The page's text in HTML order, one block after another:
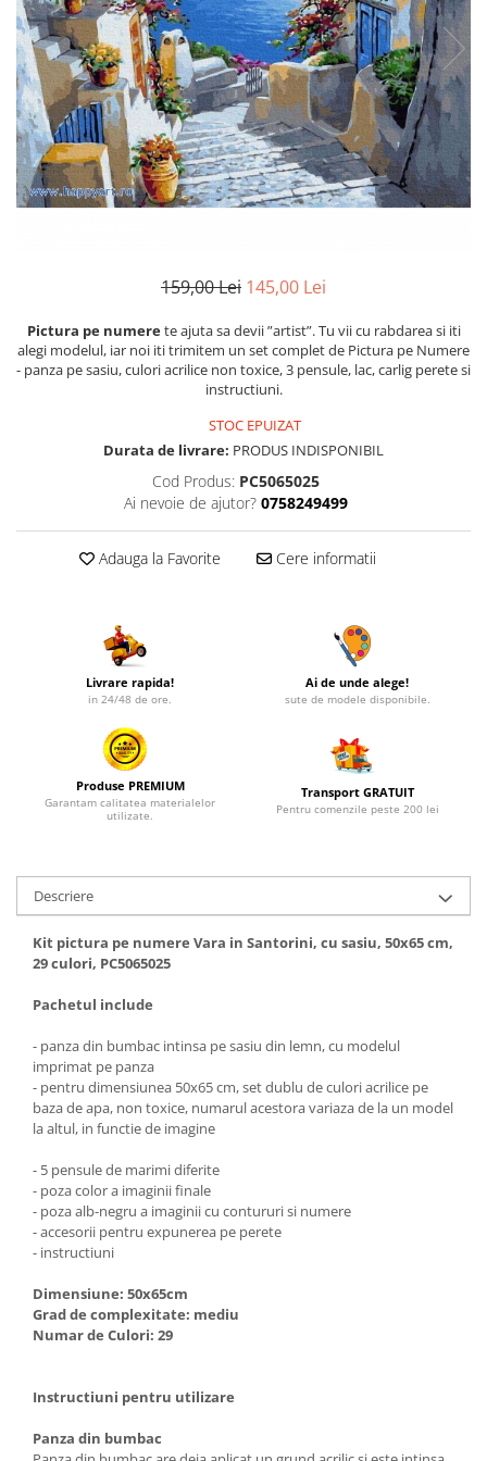
159,00 Lei 145,00 Lei
Pictura pe numerete ajuta sa devii ”artist”. Tu vii cu rabdarea si iti
alegi modelul, iar noi iti trimitem un set complet de Pictura pe Numere
- panza pe sasiu, culori acrilice non toxice, 3 pensule, lac, carlig perete si
instructiuni.
STOC EPUIZAT
Durata de livrare: PRODUS INDISPONIBIL
Cod Produs: PC5065025
Ai nevoie de ajutor? 0758249499
Adauga la Favorite Cere informatii
Livrare rapida!
in 24/48 de ore.
Ai de unde alege!
sute de modele disponibile.
Produse PREMIUM
Garantam calitatea materialelor
utilizate.
Transport GRATUIT
Pentru comenzile peste 200 lei
Descriere
Kit pictura pe numere Vara in Santorini, cu sasiu, 50x65 cm,
29 culori, PC5065025
Pachetul include
- panza din bumbac intinsa pe sasiu din lemn, cu modelul
imprimat pe panza
- pentru dimensiunea 50x65 cm, set dublu de culori acrilice pe
baza de apa, non toxice, numarul acestora variaza de la un model
la altul, in functie de imagine
- 5 pensule de marimi diferite
- poza color a imaginii finale
- poza alb-negru a imaginii cu contururi si numere
- accesorii pentru expunerea pe perete
- instructiuni
Dimensiune: 50x65cm
Grad de complexitate: mediu
Numar de Culori: 29
Instructiuni pentru utilizare
Panza din bumbac